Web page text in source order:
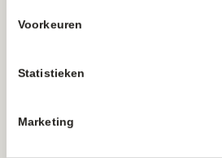
Voorkeuren
Statistieken
Marketing